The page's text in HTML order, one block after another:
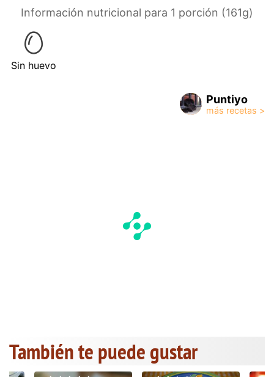
Información nutricional para 1 porción (161g)
Sin huevo
Puntiyo
También te puede gustar